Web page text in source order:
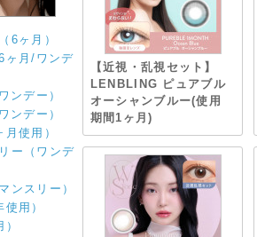
6ヶ月）
ヶ月/ワンデ
ンデー）
ンデー）
使用）
ー（ワンデ
ンスリー）
用）
【近視・乱視セット】
LENBLING ピュアブル
オーシャンブルー(使用
期間1ヶ月)